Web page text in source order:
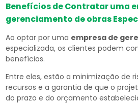
Benefícios de Contratar uma
gerenciamento de obras
Ao optar por uma empresa de
especializada, os clientes podem
benefícios.
Entre eles, estão a minimização de
recursos e a garantia de que o
do prazo e do orçamento